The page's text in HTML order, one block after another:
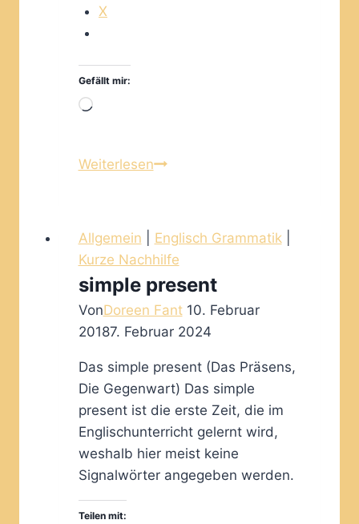
X
Gefällt mir:
Wird
WeiterlesenSchreibfehler
Allgemein
Englisch Grammatik
Kurze Nachhilfe
simple present
VonDoreen Fant 10. Februar
20187. Februar 2024
Das simple present (Das Präsens,
Die Gegenwart) Das simple
present ist die erste Zeit, die im
Englischunterricht gelernt wird,
weshalb hier meist keine
Signalwörter angegeben werden.
Teilen mit: